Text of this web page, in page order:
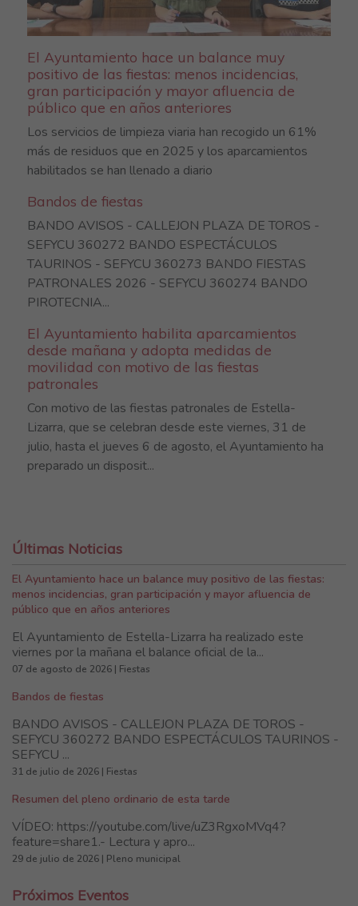
El Ayuntamiento hace un balance muy
positivo de las fiestas: menos incidencias,
gran participación y mayor afluencia de
público que en años anteriores
Los servicios de limpieza viaria han recogido un 61%
más de residuos que en 2025 y los aparcamientos
habilitados se han llenado a diario
Bandos de fiestas
BANDO AVISOS - CALLEJON PLAZA DE TOROS -
SEFYCU 360272 BANDO ESPECTÁCULOS
TAURINOS - SEFYCU 360273 BANDO FIESTAS
PATRONALES 2026 - SEFYCU 360274 BANDO
PIROTECNIA...
El Ayuntamiento habilita aparcamientos
desde mañana y adopta medidas de
movilidad con motivo de las fiestas
patronales
Con motivo de las fiestas patronales de Estella-
Lizarra, que se celebran desde este viernes, 31 de
julio, hasta el jueves 6 de agosto, el Ayuntamiento ha
preparado un disposit...
Últimas Noticias
El Ayuntamiento hace un balance muy positivo de las fiestas:
menos incidencias, gran participación y mayor afluencia de
público que en años anteriores
El Ayuntamiento de Estella-Lizarra ha realizado este
viernes por la mañana el balance oficial de la...
07 de agosto de 2026 | Fiestas
Bandos de fiestas
BANDO AVISOS - CALLEJON PLAZA DE TOROS -
SEFYCU 360272 BANDO ESPECTÁCULOS TAURINOS -
SEFYCU ...
31 de julio de 2026 | Fiestas
Resumen del pleno ordinario de esta tarde
VÍDEO: https://youtube.com/live/uZ3RgxoMVq4?
feature=share1.- Lectura y apro...
29 de julio de 2026 | Pleno municipal
Próximos Eventos